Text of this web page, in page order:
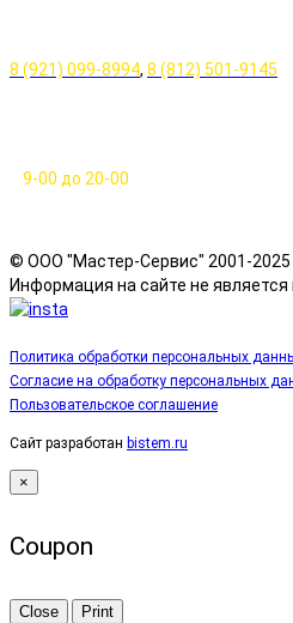
8 (921) 099-8994, 8 (812) 501-9145
9-00 до 20-00
СПб, Шушары (Пушкин),
© ООО "Мастер-Сервис" 2001-
Информация на сайте не
Политика обработки персональных
Согласие на обработку персональных
Пользовательское соглашение
Сайт разработан bistem.ru
×
Coupon
Close Print